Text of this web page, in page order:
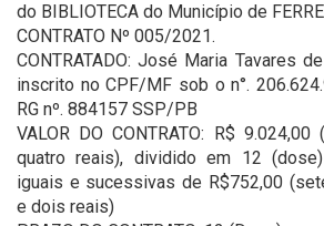
do BIBLIOTECA do Município de
CONTRATO Nº 005/2021.
CONTRATADO: José Maria Tavares
inscrito no CPF/MF sob o n°.
RG nº. 884157 SSP/PB
VALOR DO CONTRATO: R$
quatro reais), dividido em 12
iguais e sucessivas de R$752,00
e dois reais)